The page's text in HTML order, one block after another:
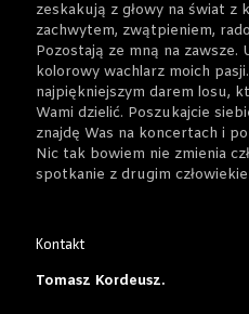
zeskakują z głowy na świat z
zachwytem, zwątpieniem,
Pozostają ze mną na zawsze.
kolorowy wachlarz moich
najpiękniejszym darem losu,
Wami dzielić. Poszukajcie
znajdę Was na koncertach i
Nic tak bowiem nie zmienia
spotkanie z drugim
Kontakt
Tomasz Kordeusz.